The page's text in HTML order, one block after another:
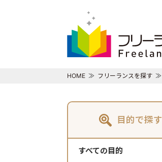
HOME フリーランスを探す
目的で探す
すべての目的